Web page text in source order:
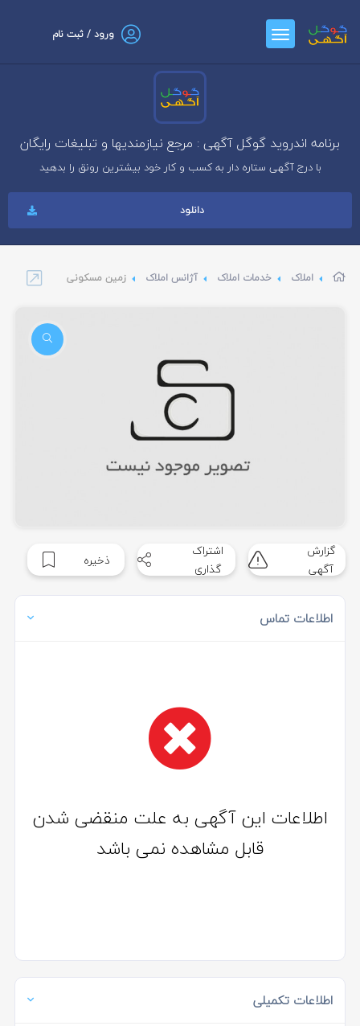
ورود / ثبت نام
برنامه اندروید گوگل آگهی : مرجع نیازمندیها و تبلیغات رایگان
با درج آگهی ستاره دار به کسب و کار خود بیشترین رونق را بدهید
دانلود
املاک خدمات املاک آژانس املاک زمین مسکونی
گزارش
آگهی
اشتراک
گذاری
ذخیره
اطلاعات تماس
اطلاعات این آگهی به علت منقضی شدن
قابل مشاهده نمی باشد
اطلاعات تکمیلی